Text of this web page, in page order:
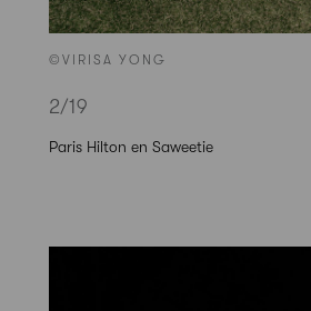
©VIRISA YONG
2/19
Paris Hilton en Saweetie